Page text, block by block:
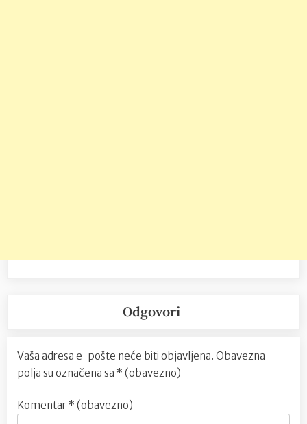
Odgovori
Vaša adresa e-pošte neće biti objavljena. Obavezna
polja su označena sa * (obavezno)
Komentar * (obavezno)